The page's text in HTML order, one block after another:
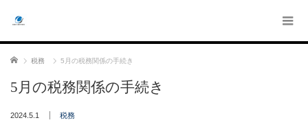
ホーム 税務 5月の税務関係の手続き
5月の税務関係の手続き
2024.5.1 税務